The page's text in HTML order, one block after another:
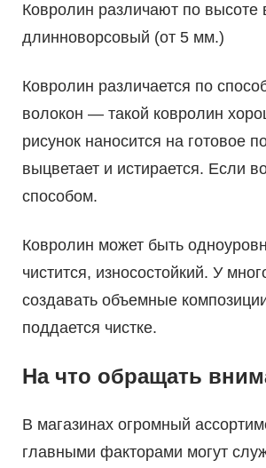
Ковролин различают по
длинноворсовый (от 5 мм.)
Ковролин различается по
волокон — такой ковролин
рисунок наносится на готовое
выцветает и истирается. Если
способом.
Ковролин может быть
чистится, износостойкий. У
создавать объемные
поддается чистке.
На что обращать
В магазинах огромный
главными факторами могут